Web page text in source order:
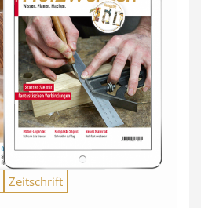
Zeitschrift